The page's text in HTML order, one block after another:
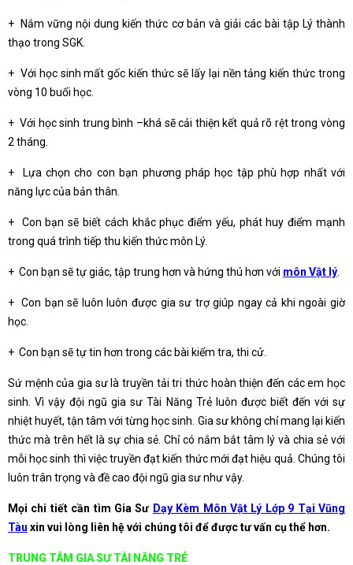
+ Nắm vững nội dung kiến thức cơ bản và giải các bài tập Lý thành
thạo trong SGK.
+ Với học sinh mất gốc kiến thức sẽ lấy lại nền tảng kiến thức trong
vòng 10 buổi học.
+ Với học sinh trung bình –khá sẽ cải thiện kết quả rõ rệt trong vòng
2 tháng.
+ Lựa chọn cho con bạn phương pháp học tập phù hợp nhất với
năng lực của bản thân.
+ Con bạn sẽ biết cách khắc phục điểm yếu, phát huy điểm mạnh
trong quá trình tiếp thu kiến thức môn Lý.
+ Con bạn sẽ tự giác, tập trung hơn và hứng thú hơn với môn Vật lý
+ Con bạn sẽ luôn luôn được gia sư trợ giúp ngay cả khi ngoài giờ
học.
+ Con bạn sẽ tự tin hơn trong các bài kiểm tra, thi cử.
Sứ mệnh của gia sư là truyền tải tri thức hoàn thiện đến các em học
sinh. Vì vậy đội ngũ gia sư Tài Năng Trẻ luôn được biết đến với sự
nhiệt huyết, tận tâm với từng học sinh. Gia sư không chỉ mang lại kiến
thức mà trên hết là sự chia sẻ. Chỉ có nắm bắt tâm lý và chia sẻ với
mỗi học sinh thì việc truyền đạt kiến thức mới đạt hiệu quả. Chúng tôi
luôn trân trọng và đề cao đội ngũ gia sư như vậy.
Mọi chi tiết cần tìm Gia Sư Dạy Kèm Môn Vật Lý Lớp 9 Tại Vũng
Tàu xin vui lòng liên hệ với chúng tôi để được tư vấn cụ thể hơn.
TRUNG TÂM GIA SƯ TÀI NĂNG TRẺ